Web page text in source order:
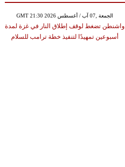
GMT 21:30 2026 الجمعة ,07 آب / أغسطس
واشنطن تضغط لوقف إطلاق النار في غزة لمدة
أسبوعين تمهيدًا لتنفيذ خطة ترامب للسلام